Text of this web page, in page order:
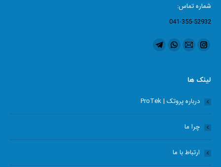
شماره تماس:
041-355-52932
ما را دنبال کنید در:
اینستاگرام
opens
new
window
ایمیل
opens
new
window
واتساپ
new
window
تلگرام
new
window
لینک ها
درباره پروتک | ProTek
چرا ما
ارتباط با ما